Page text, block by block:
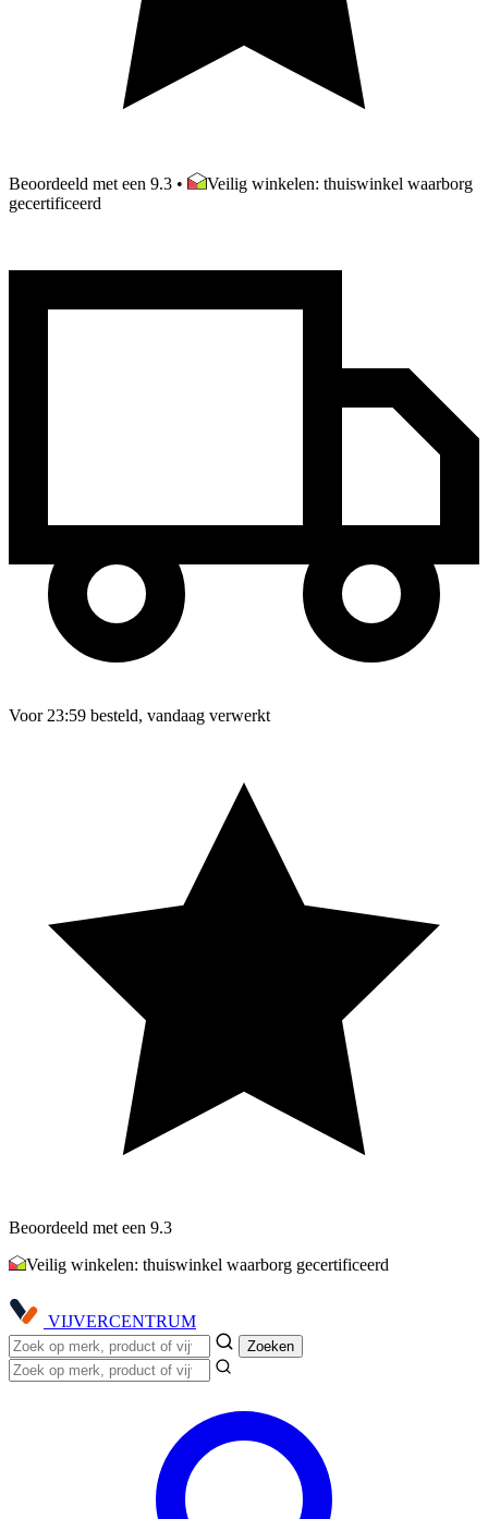
Beoordeeld met een 9.3 •
Veilig winkelen: thuiswinkel waarborg
gecertificeerd
Voor 23:59 besteld, vandaag verwerkt
Beoordeeld met een 9.3
Veilig winkelen: thuiswinkel waarborg gecertificeerd
VIJVERCENTRUM
Zoeken